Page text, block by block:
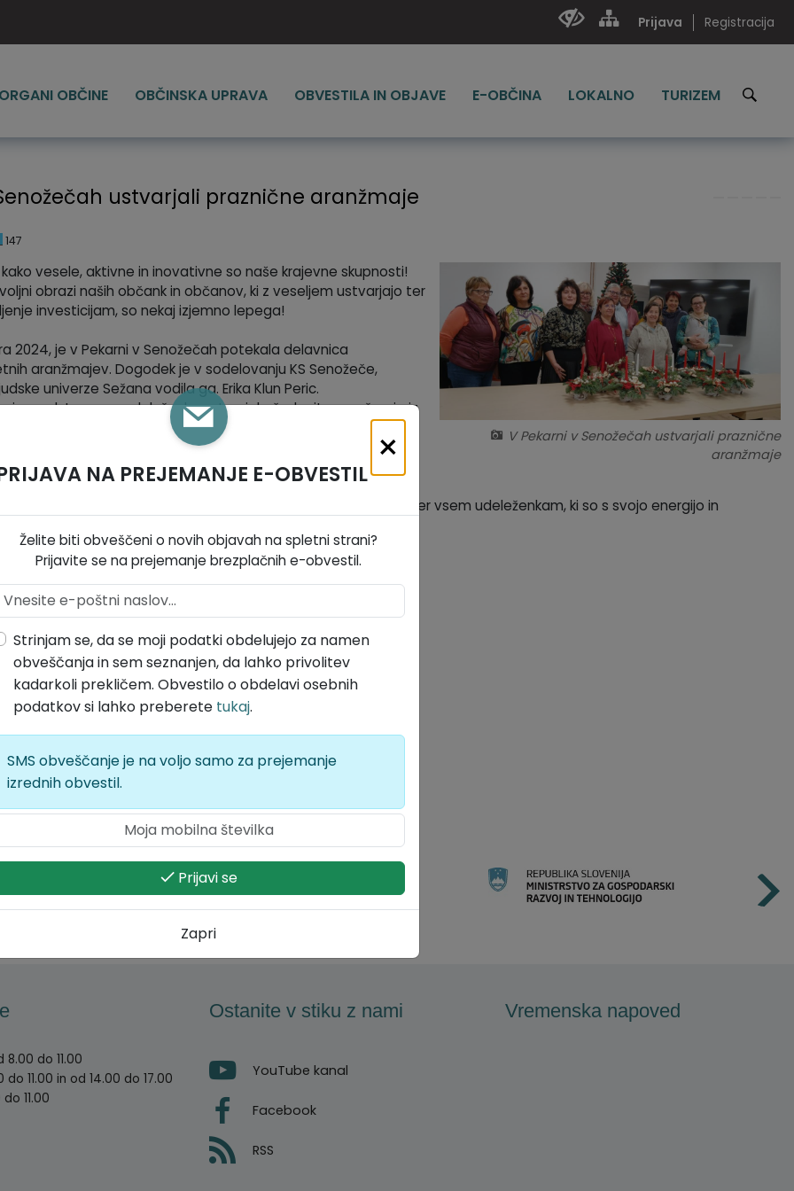
Prijava Registracija
ORGANI OBČINE OBČINSKA UPRAVA OBVESTILA IN OBJAVE E-OBČINA LOKALNO TURIZEM
ustvarjali praznične aranžmaje
147
V Pekarni v Senožečah ustvarjali praznične
aranžmaje
vesele, aktivne in inovativne so naše krajevne skupnosti!
obrazi naših občank in občanov, ki z veseljem ustvarjajo ter
investicijam, so nekaj izjemno lepega!
2024, je v Pekarni v Senožečah potekala delavnica
aranžmajev. Dogodek je v sodelovanju KS Senožeče,
univerze Sežana vodila ga. Erika Klun Peric.
vodstvom so udeleženke ustvarjale čudovite aranžmaje iz
Pri tem so spoznale različne tehnike in pridobile številne
je potekala v prazničnem vzdušju, polnem
druženja, kar je navdušilo vse prisotne.
organizatorjem dogodka, ge. Klun Peric, ge. Terčon Gustinčič ter vsem udeleženkam, ki so s svojo energijo in
k uspehu delavnice.
8.00 do 11.00
do 11.00 in od 14.00 do 17.00
11.00
Ostanite v stiku z nami
YouTube kanal
Facebook
RSS
Vremenska napoved
×
NA PREJEMANJE E-OBVESTIL
Želite biti obveščeni o novih objavah na spletni strani?
Prijavite se na prejemanje brezplačnih e-obvestil.
Strinjam se, da se moji podatki obdelujejo za namen
obveščanja in sem seznanjen, da lahko privolitev
kadarkoli prekličem. Obvestilo o obdelavi osebnih
podatkov si lahko preberete tukaj.
SMS obveščanje je na voljo samo za prejemanje
izrednih obvestil.
Prijavi se
Zapri